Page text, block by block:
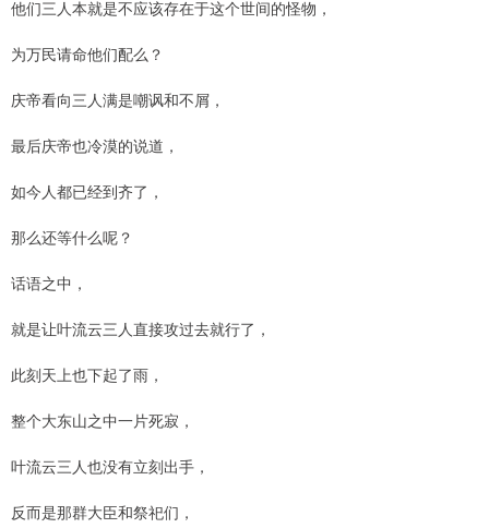
他们三人本就是不应该存在于这个世间的怪物，
为万民请命他们配么？
庆帝看向三人满是嘲讽和不屑，
最后庆帝也冷漠的说道，
如今人都已经到齐了，
那么还等什么呢？
话语之中，
就是让叶流云三人直接攻过去就行了，
此刻天上也下起了雨，
整个大东山之中一片死寂，
叶流云三人也没有立刻出手，
反而是那群大臣和祭祀们，